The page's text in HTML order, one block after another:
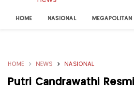
HOME NASIONAL MEGAPOLITAN
HOME NEWS NASIONAL
Putri Candrawathi